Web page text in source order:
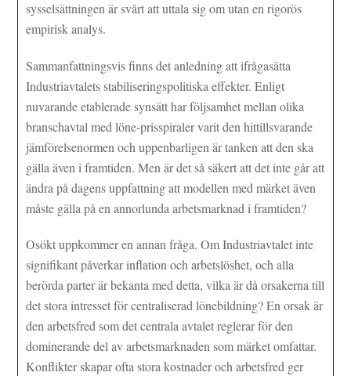
sysselsättningen är svårt att uttala sig om utan en rigorös
empirisk analys.
Sammanfattningsvis finns det anledning att ifrågasätta
Industriavtalets stabiliseringspolitiska effekter. Enligt
nuvarande etablerade synsätt har följsamhet mellan olika
branschavtal med löne-prisspiraler varit den hittillsvarande
jämförelsenormen och uppenbarligen är tanken att den ska
gälla även i framtiden. Men är det så säkert att det inte går att
ändra på dagens uppfattning att modellen med märket även
måste gälla på en annorlunda arbetsmarknad i framtiden?
Osökt uppkommer en annan fråga. Om Industriavtalet inte
signifikant påverkar inflation och arbetslöshet, och alla
berörda parter är bekanta med detta, vilka är då orsakerna till
det stora intresset för centraliserad lönebildning? En orsak är
den arbetsfred som det centrala avtalet reglerar för den
dominerande del av arbetsmarknaden som märket omfattar.
Konflikter skapar ofta stora kostnader och arbetsfred ger